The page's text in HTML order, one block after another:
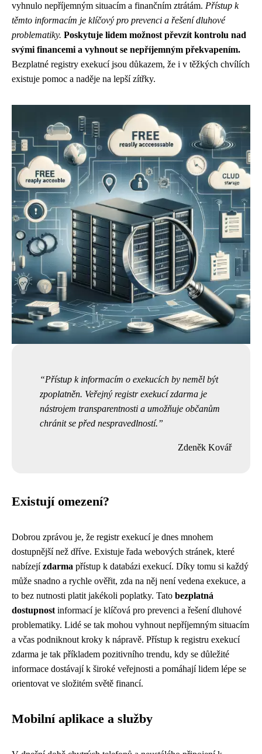
vyhnulo nepříjemným situacím a finančním ztrátám. Přístup k
těmto informacím je klíčový pro prevenci a řešení dluhové
problematiky. Poskytuje lidem možnost převzít kontrolu nad
svými financemi a vyhnout se nepříjemným překvapením.
Bezplatné registry exekucí jsou důkazem, že i v těžkých chvílích
existuje pomoc a naděje na lepší zítřky.
Přístup k informacím o exekucích by neměl být
zpoplatněn. Veřejný registr exekucí zdarma je
nástrojem transparentnosti a umožňuje občanům
chránit se před nespravedlností.
Zdeněk Kovář
Existují omezení?
Dobrou zprávou je, že registr exekucí je dnes mnohem
dostupnější než dříve. Existuje řada webových stránek, které
nabízejízdarma přístup k databázi exekucí. Díky tomu si každý
může snadno a rychle ověřit, zda na něj není vedena exekuce, a
to bez nutnosti platit jakékoli poplatky. Tato bezplatná
dostupnost informací je klíčová pro prevenci a řešení dluhové
problematiky. Lidé se tak mohou vyhnout nepříjemným situacím
a včas podniknout kroky k nápravě. Přístup k registru exekucí
zdarma je tak příkladem pozitivního trendu, kdy se důležité
informace dostávají k široké veřejnosti a pomáhají lidem lépe se
orientovat ve složitém světě financí.
Mobilní aplikace a služby